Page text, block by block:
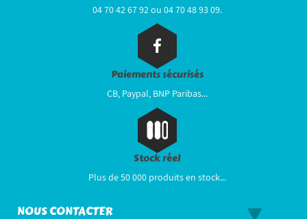
04 70 42 67 92 ou 04 70 48 93 09.
Paiements sécurisés
CB, Paypal, BNP Paribas...
Stock réel
Plus de 50 000 produits en stock...
NOUS CONTACTER